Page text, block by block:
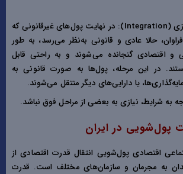
۳- ادغام و یکپارچه‌سازی (Integration): در نهایت پول‌های غیرقانونی که
حالا عادی و قانونی به‌نظر می‌رسد، به طور
و اقتصادی گنجانده می‌شوند و به راحتی قابل
در این مرحله، پول‌ها به صورت قانونی به
یا دارایی‌های دیگر منتقل می‌شوند.
به شرایط، نیازی به بعضی از مراحل فوق نباشد.
پول‌شویی در ایران
اقتصادی پول‌شویی انتقال قدرت اقتصادی از
به مجرمان و سازمان‌های مختلف است. قدرت